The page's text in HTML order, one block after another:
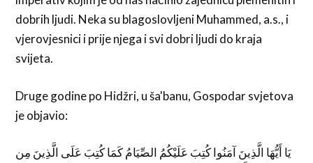
dobrih ljudi. Neka su blagoslovljeni Muhammed, a.s., i
vjerovjesnici i prije njega i svi dobri ljudi do kraja
svijeta.
Druge godine po Hidžri, u ša'banu, Gospodar svjetova
je objavio:
يَا أَيُّهَا الَّذِينَ آمَنُوا كُتِبَ عَلَيْكُمُ الصِّيَامُ كَمَا كُتِبَ عَلَى الَّذِينَ مِن